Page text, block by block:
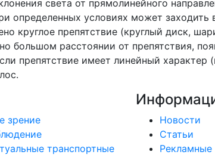
света от прямолинейного
определенных условиях может
круглое препятствие (круглый диск,
большом расстоянии от препятствия,
препятствие имеет линейный характер
зрение
транспортные
Новости
Статьи